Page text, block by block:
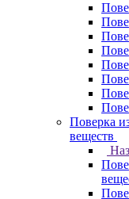
Поверка
веществ